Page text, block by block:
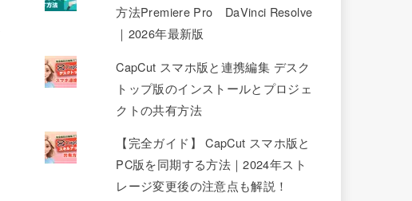
方法Premiere Pro DaVinci Resolve
｜2026年最新版
CapCut スマホ版と連携編集 デスク
トップ版のインストールとプロジェ
クトの共有方法
【完全ガイド】 CapCut スマホ版と
PC版を同期する方法｜2024年スト
レージ変更後の注意点も解説！